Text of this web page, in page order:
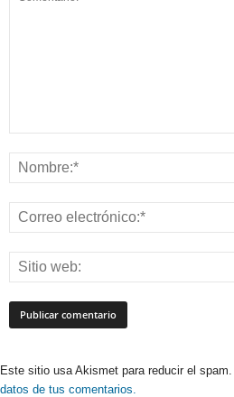
Este sitio usa Akismet para reducir el spam.
datos de tus comentarios.